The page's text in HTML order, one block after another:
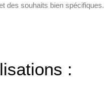
des souhaits bien spécifiques.
: